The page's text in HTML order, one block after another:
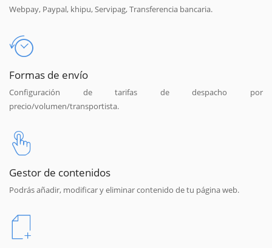
Webpay, Paypal, khipu, Servipag, Transferencia bancaria.
Formas de envío
Configuración de tarifas de despacho por
precio/volumen/transportista.
Gestor de contenidos
Podrás añadir, modificar y eliminar contenido de tu página web.